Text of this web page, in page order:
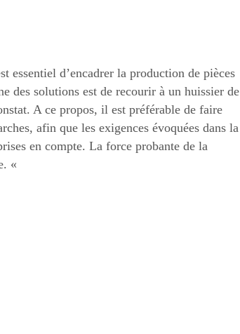
essentiel d’encadrer la production de pièces
des solutions est de recourir à un huissier de
A ce propos, il est préférable de faire
afin que les exigences évoquées dans la
en compte. La force probante de la
«